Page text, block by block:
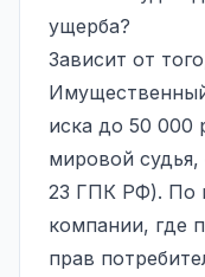
ущерба?
Зависит от
иска до 50 000
мировой
23 ГПК РФ). По
компании, где
прав